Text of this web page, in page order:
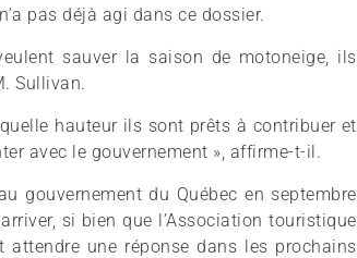
pas déjà agi dans ce dossier.
sauver la saison de motoneige, ils
Sullivan.
hauteur ils sont prêts à contribuer et
avec le gouvernement », affirme-t-il.
gouvernement du Québec en septembre
si bien que l’Association touristique
attendre une réponse dans les prochains